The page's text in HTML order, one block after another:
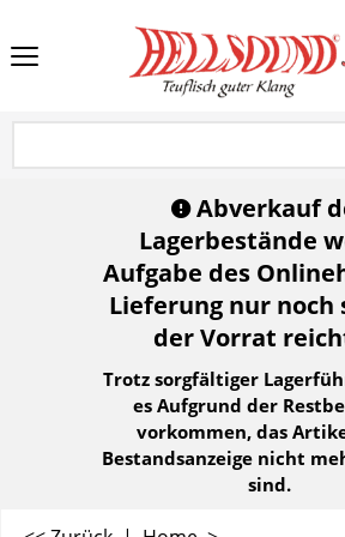
Abverkauf
Lagerbestände
Aufgabe des
Lieferung nur noch
der Vorrat
Trotz sorgfältiger
es Aufgrund der
vorkommen, das
Bestandsanzeige nicht
sind.